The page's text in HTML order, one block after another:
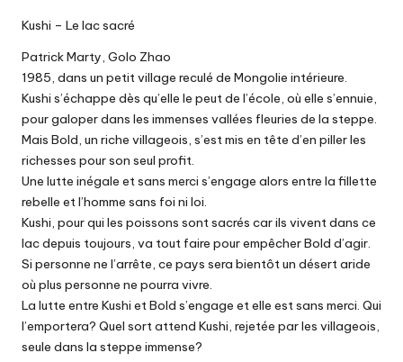
Kushi – Le lac sacré
Patrick Marty, Golo Zhao
1985, dans un petit village reculé de Mongolie intérieure.
Kushi s’échappe dès qu’elle le peut de l’école, où elle s’ennuie,
pour galoper dans les immenses vallées fleuries de la steppe.
Mais Bold, un riche villageois, s’est mis en tête d’en piller les
richesses pour son seul profit.
Une lutte inégale et sans merci s’engage alors entre la fillette
rebelle et l’homme sans foi ni loi.
Kushi, pour qui les poissons sont sacrés car ils vivent dans ce
lac depuis toujours, va tout faire pour empêcher Bold d’agir.
Si personne ne l’arrête, ce pays sera bientôt un désert aride
où plus personne ne pourra vivre.
La lutte entre Kushi et Bold s’engage et elle est sans merci. Qui
l’emportera? Quel sort attend Kushi, rejetée par les villageois,
seule dans la steppe immense?